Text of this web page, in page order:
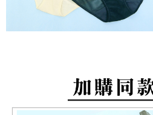
【注意事項】
1. 本サービスは「台湾大哥大株式会社」
って提供され、ユーザーが取引時に本サ
情報（名前、電話または住所を含む）を
および利用するために、当社があなた本
認、照合および修正を行います。
3. 完全なユーザーサービス規約について
とに計算されます。AFTEEで注文すると
を延長できますが、商品を期限内に受け
き、限度額が設定されます。
2.決済金額は最低NT$20です。
3.現在、台湾の会員のみご利用いただけ
萊爾富取貨付款
配送毎にNT$80、NT$799以上で送料
配送毎にNT$80、NT$799以上で送